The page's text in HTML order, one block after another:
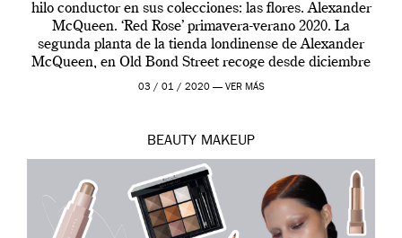
hilo conductor en sus colecciones: las flores. Alexander
McQueen. ‘Red Rose’ primavera-verano 2020. La
segunda planta de la tienda londinense de Alexander
McQueen, en Old Bond Street recoge desde diciembre
de 2019 hasta final de abril […]
03 / 01 / 2020 — VER MÁS
BEAUTY MAKEUP